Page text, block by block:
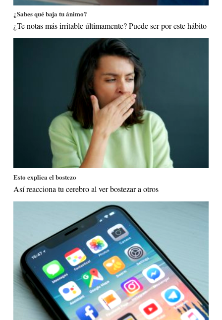
¿Sabes qué baja tu ánimo?
¿Te notas más irritable últimamente? Puede ser por este hábito
Esto explica el bostezo
Así reacciona tu cerebro al ver bostezar a otros